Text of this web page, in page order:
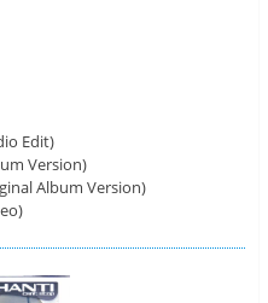
Edit)
Version)
Album Version)